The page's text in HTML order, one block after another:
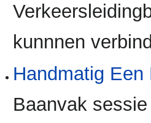
kunnnen
Handmatig
Baanvak